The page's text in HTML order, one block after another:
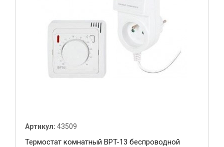
Артикул: 43509
Термостат комнатный BPT-13 беспроводной